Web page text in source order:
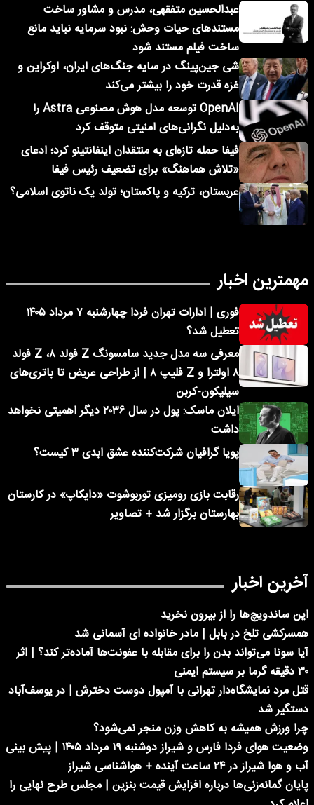
عبدالحسین متفقهی، مدرس و مشاور ساخت
مستندهای حیات وحش: نبود سرمایه نباید مانع
ساخت فیلم مستند شود
شی جین‌پینگ در سایه جنگ‌های ایران، اوکراین و
غزه قدرت خود را بیشتر می‌کند
OpenAI توسعه مدل هوش مصنوعی Astra را
به‌دلیل نگرانی‌های امنیتی متوقف کرد
فیفا حمله تازه‌ای به منتقدان اینفانتینو کرد؛ ادعای
«تلاش هماهنگ» برای تضعیف رئیس فیفا
عربستان، ترکیه و پاکستان؛ تولد یک ناتوی اسلامی؟
مهمترین اخبار
فوری | ادارات تهران فردا چهارشنبه ۷ مرداد ۱۴۰۵
تعطیل شد؟
معرفی سه مدل جدید سامسونگ Z فولد ۸، Z فولد
۸ اولترا و Z فلیپ ۸ | از طراحی عریض تا باتری‌های
سیلیکون-کربن
ایلان ماسک: پول در سال ۲۰۳۶ دیگر اهمیتی نخواهد
داشت
پویا گرافیان شرکت‌کننده عشق ابدی ۳ کیست؟
رقابت بازی رومیزی توربوشوت «دایکاپ» در کارستان
بهارستان برگزار شد + تصاویر
آخرین اخبار
این ساندویچ‌ها را از بیرون نخرید
همسرکشی تلخ در بابل | مادر خانواده ای آسمانی شد
آیا سونا می‌تواند بدن را برای مقابله با عفونت‌ها آماده‌تر کند؟ | اثر
۳۰ دقیقه گرما بر سیستم ایمنی
قتل مرد نمایشگاه‌دار تهرانی با آمپول دوست دخترش | در یوسف‌آباد
دستگیر شد
چرا ورزش همیشه به کاهش وزن منجر نمی‌شود؟
وضعیت هوای فردا فارس و شیراز دوشنبه ۱۹ مرداد ۱۴۰۵ | پیش بینی
آب و هوا شیراز در ۲۴ ساعت آینده + هواشناسی شیراز
پایان گمانه‌زنی‌ها درباره افزایش قیمت بنزین | مجلس طرح نهایی را